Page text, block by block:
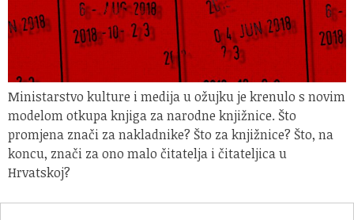
Ministarstvo kulture i medija u ožujku je krenulo s novim
modelom otkupa knjiga za narodne knjižnice. Što
promjena znači za nakladnike? Što za knjižnice? Što, na
koncu, znači za ono malo čitatelja i čitateljica u
Hrvatskoj?